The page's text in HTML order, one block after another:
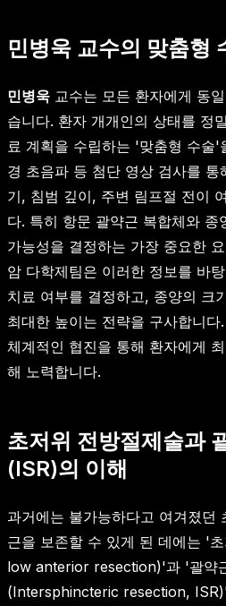
민병욱 교수의 맞춤형
민병욱 교수는 모든 환자에게 동
습니다. 환자 개개인의 상태를 정
료 계획을 수립하는 '맞춤형 수술'
경 초음파 등 첨단 영상 검사를
기, 침범 깊이, 주변 림프절 전이
다. 특히 항문 괄약근 복합체와 종
가능성을 결정하는 가장 중요한
암 다학제팀은 이러한 정보를 바
치료 여부를 결정하고, 종양의 크
최대한 높이는 전략을 구사합니
체계적인 협진을 통해 환자에게
해 노력합니다.
초저위 전방절제술과
(ISR)의 이해
과거에는 불가능하다고 여겨졌던
근을 보존할 수 있게 된 데에는 '
low anterior resection)'과 '괄약
(Intersphincteric resection,